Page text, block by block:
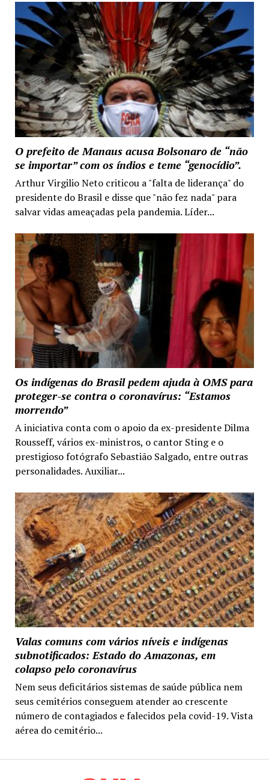
O prefeito de Manaus acusa Bolsonaro de “não
se importar” com os índios e teme “genocídio”.
Arthur Virgilio Neto criticou a "falta de liderança" do
presidente do Brasil e disse que "não fez nada" para
salvar vidas ameaçadas pela pandemia. Líder...
Os indígenas do Brasil pedem ajuda à OMS para
proteger-se contra o coronavírus: “Estamos
morrendo”
A iniciativa conta com o apoio da ex-presidente Dilma
Rousseff, vários ex-ministros, o cantor Sting e o
prestigioso fotógrafo Sebastião Salgado, entre outras
personalidades. Auxiliar...
Valas comuns com vários níveis e indígenas
subnotificados: Estado do Amazonas, em
colapso pelo coronavírus
Nem seus deficitários sistemas de saúde pública nem
seus cemitérios conseguem atender ao crescente
número de contagiados e falecidos pela covid-19. Vista
aérea do cemitério...